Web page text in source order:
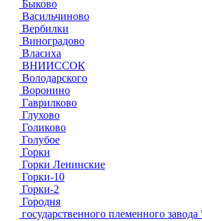
Быково
Васильчиново
Вербилки
Виноградово
Власиха
ВНИИССОК
Володарского
Воронино
Гаврилково
Глухово
Голиково
Голубое
Горки
Горки Ленинские
Горки-10
Горки-2
Городня
государственного племенного